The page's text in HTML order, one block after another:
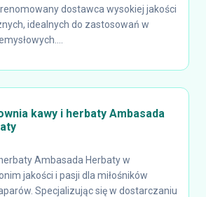
dostawca wysokiej jakości
idealnych do zastosowań w
kawy i herbaty Ambasada
Ambasada Herbaty w
jakości i pasji dla miłośników
Specjalizując się w dostarczaniu